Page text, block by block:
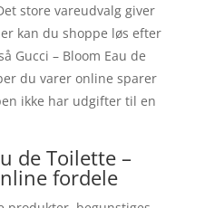
store vareudvalg giver
kan du shoppe løs efter
Gucci – Bloom Eau de
du varer online sparer
ikke har udgifter til en
de Toilette –
fordele